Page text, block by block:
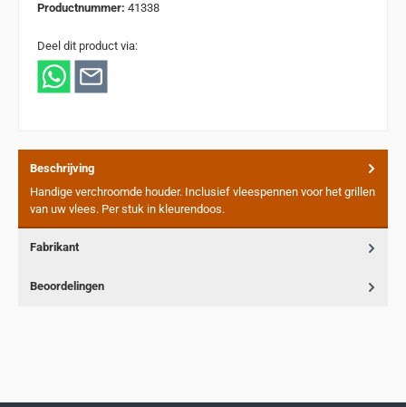
Productnummer: 41338
Deel dit product via:
Beschrijving
Handige verchroomde houder. Inclusief vleespennen voor het grillen
van uw vlees. Per stuk in kleurendoos.
Fabrikant
Beoordelingen